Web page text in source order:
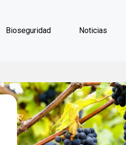
Bioseguridad Noticias